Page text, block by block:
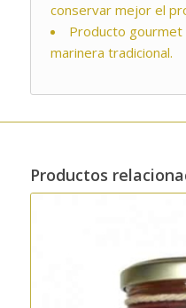
conservar mejor el
Producto gourmet
marinera tradicional.
Productos